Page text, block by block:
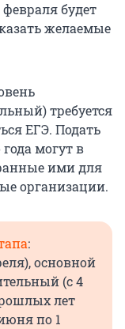
будет
желаемые
требуется
ЕГЭ. Подать
могут в
ими для
организации.
:
основной
(с 4
лет
по 1